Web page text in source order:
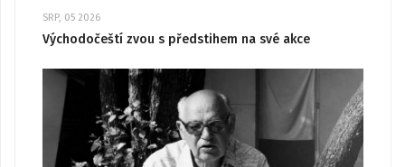
SRP, 05 2026
Východočeští zvou s předstihem na své akce